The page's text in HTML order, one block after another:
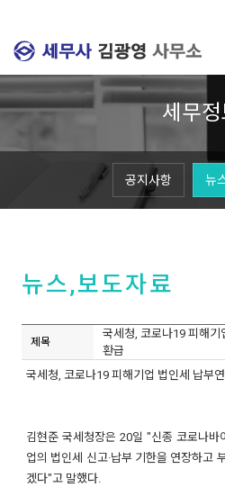
세무정
공지사항 뉴
뉴스,보도자료
제목
국세청, 코로나19 피해기
환급
국세청, 코로나19 피해기업 법인세 납부
김현준 국세청장은 20일 "신종 코로나바
업의 법인세 신고·납부 기한을 연장하고
겠다"고 말했다.